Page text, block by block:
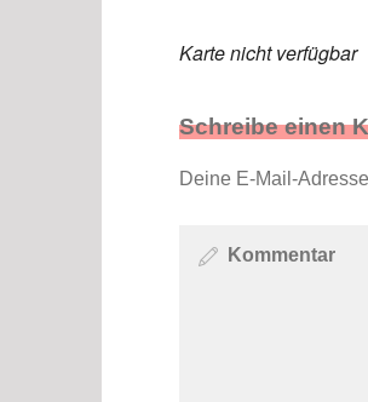
Karte nicht verfügbar
Schreibe einen
Deine E-Mail-